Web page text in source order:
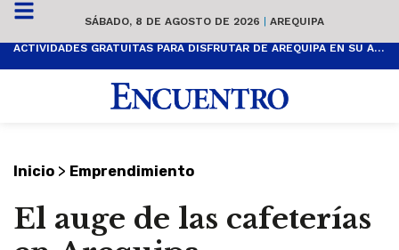
SÁBADO, 8 DE AGOSTO DE 2026 | AREQUIPA
ACTIVIDADES GRATUITAS PARA DISFRUTAR DE AREQUIPA EN SU ANIVERSARIO
Inicio > Emprendimiento
El auge de las cafeterías